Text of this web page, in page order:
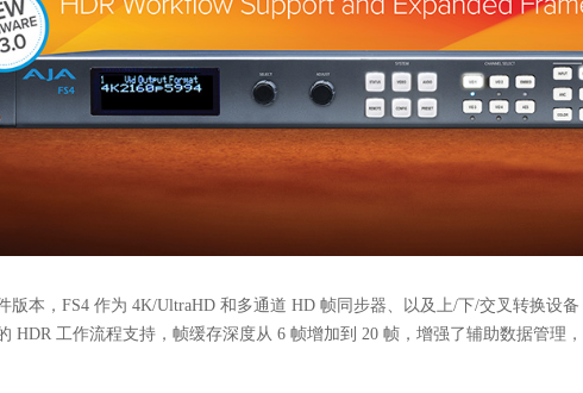
版本，FS4 作为 4K/UltraHD 和多通道 HD 帧同步器、以及上/下/交叉转换
HDR 工作流程支持，帧缓存深度从 6 帧增加到 20 帧，增强了辅助数据管理